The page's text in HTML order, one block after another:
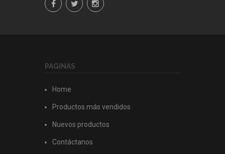
PAGINAS
Home
Productos más vendidos
Nuevos productos
Contáctanos